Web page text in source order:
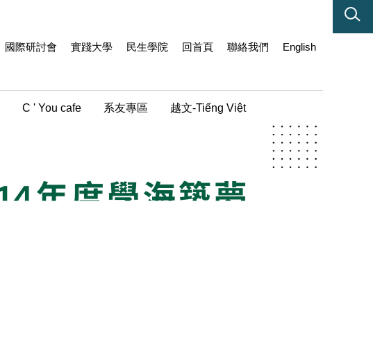
C ' You cafe 系友專區 越文-Tiếng Việt
國際研討會 實踐大學 民生學院 回首頁 聯絡我們 English